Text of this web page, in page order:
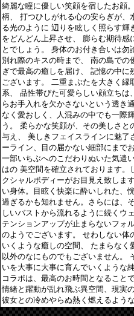
綺麗な瞳に優しい笑顔を宿したお顔
柄、 打つひしがれる心の安らぎが
る光のように 辺りを眩しく照らす
をどんどん上昇させ、 膨らむ期待感
とでしょう。 身体のお付き合いは
別れ際のキスの時まで、 南の島での
ぎで最高の癒しを届け、 記憶の中
ございます。 二重まぶたを大きく
系、 品性帯びた可愛らしい顔立ち
らお手入れを欠かさないという透き
なく愛おしく、人混みの中でも一際
う。 柔らかな笑顔が、その美しさ
与え、 美しきフェイスラインに魅了
ーライン、目の届かない細部にまで
一部いちぶへのこだわりぬいた気遣
はの 美空間を確立されております
クシャルボディーがお目見え致しま
い身体。目眩く快楽に酔いしれた、
過ぎるかも知れません。さらには、
しいバストから流れるように続くウ
テンションアップが止まらないフォ
のようでございます。 せわしない体
いくような癒しの空間、 たまらな
以外のなにものでもございません。
いを大事に大事に育んでいくような
コラボは、最高のお時間となること
情緒と躍動が乱れ飛ぶ異空間、現実
彼女との冷めやらぬ熱く燃えるよう